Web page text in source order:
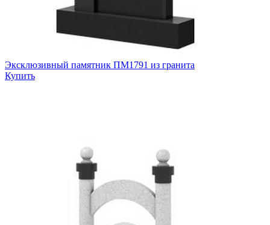
Эксклюзивный памятник ПМ1791 из гранита
Купить